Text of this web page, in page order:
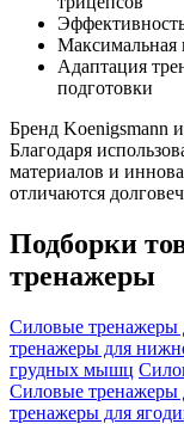
Адаптация
подготовки
Бренд Koenigsmann
Благодаря
материалов и
отличаются
Подборки
тренажеры
Силовые тренажеры
тренажеры для
грудных мышц
Силовые
тренажеры для